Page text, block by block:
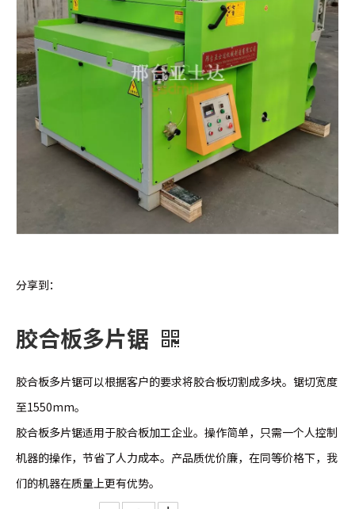
分享到：
胶合板多片锯
胶合板多片锯可以根据客户的要求将胶合板切割成多块。锯切宽度
至1550mm。
胶合板多片锯适用于胶合板加工企业。操作简单，只需一个人控制
机器的操作，节省了人力成本。产品质优价廉，在同等价格下，我
们的机器在质量上更有优势。